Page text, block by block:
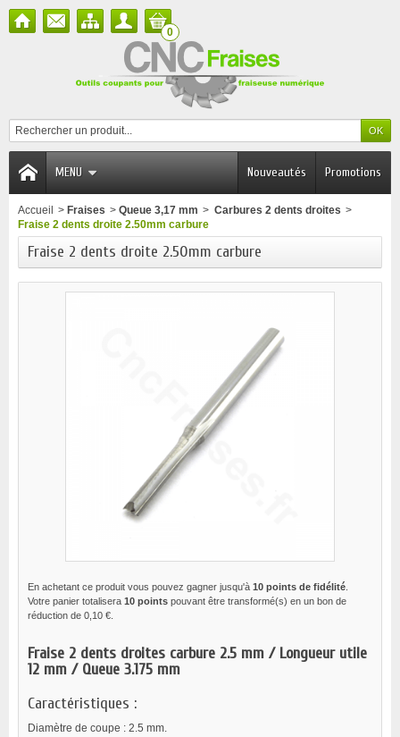
0
MENU Promotions
Nouveautés
Accueil > Fraises > Queue 3,17 mm > Carbures 2 dents droites >
Fraise 2 dents droite 2.50mm carbure
Fraise 2 dents droite 2.50mm carbure
En achetant ce produit vous pouvez gagner jusqu'à 10 points de fidélité
Votre panier totalisera 10 points pouvant être transformé(s) en un bon de
réduction de 0,10 €
Fraise 2 dents droites carbure 2.5 mm / Longueur utile
12 mm / Queue 3.175 mm
Caractéristiques :
Diamètre de coupe : 2.5 mm.